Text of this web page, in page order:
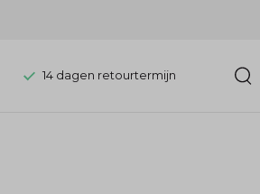
14 dagen retourtermijn